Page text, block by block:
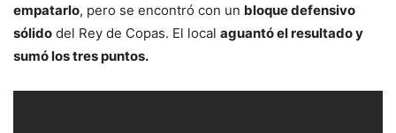
empatarlo, pero se encontró con un bloque defensivo
sólido del Rey de Copas. El local aguantó el resultado y
sumó los tres puntos.